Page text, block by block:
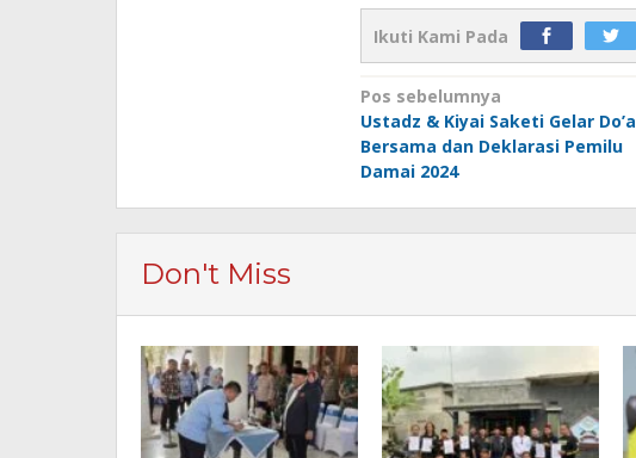
Ikuti Kami Pada
Navigasi
pos
Pos sebelumnya
Ustadz & Kiyai Saketi Gelar Do’a
Bersama dan Deklarasi Pemilu
Damai 2024
Don't Miss